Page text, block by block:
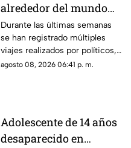
alrededor del mundo
sin ninguna
preocupación
Durante las últimas semanas
se han registrado múltiples
viajes realizados por políticos,
sin que hasta el momento
elevado gasto que han
generado.
agosto 08, 2026 06:41 p. m.
Adolescente de 14 años
desaparecido en